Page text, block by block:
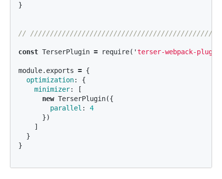
}
//
const TerserPlugin = require( 'terser-webpack-plugin
module. exports = {
optimization:
{
minimizer:
[
new TerserPlugin({
parallel :
4
})
]
}
}